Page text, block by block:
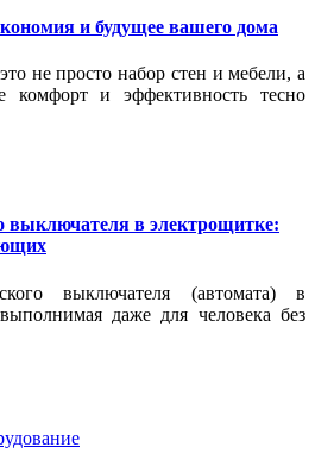
и будущее вашего дома
не просто набор стен и мебели, а
комфорт и эффективность тесно
выключателя в электрощитке:
выключателя (автомата) в
даже для человека без